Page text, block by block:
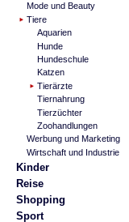
Mode und Beauty
Tiere
Aquarien
Hunde
Hundeschule
Katzen
Tierärzte
Tiernahrung
Tierzüchter
Zoohandlungen
Werbung und Marketing
Wirtschaft und Industrie
Kinder
Reise
Shopping
Sport